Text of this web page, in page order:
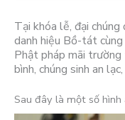
Tại khóa lễ, đại
danh hiệu Bồ-tát
Phật pháp mãi
bình, chúng sinh an
Sau đây là một số hình